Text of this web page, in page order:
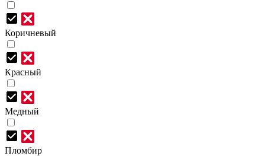
Коричневый
Красный
Медный
Пломбир